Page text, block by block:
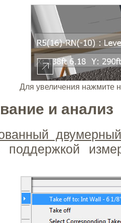
Для увеличения нажмите
и анализ
поддержкой